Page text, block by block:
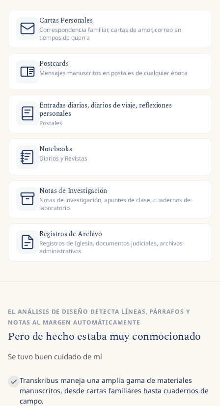
Cartas Personales
Correspondencia familiar, cartas de amor, correo en
tiempos de guerra
Postcards
Mensajes manuscritos en postales de cualquier época
Entradas diarias, diarios de viaje, reflexiones
personales
Postales
Notebooks
Diarios y Revistas
Notas de Investigación
Notas de investigación, apuntes de clase, cuadernos de
laboratorio
Registros de Archivo
Registros de Iglesia, documentos judiciales, archivos
administrativos
EL ANÁLISIS DE DISEÑO DETECTA LÍNEAS, PÁRRAFOS Y
NOTAS AL MARGEN AUTOMÁTICAMENTE
Pero de hecho estaba muy conmocionado
Se tuvo buen cuidado de mí
Transkribus maneja una amplia gama de materiales
manuscritos, desde cartas familiares hasta cuadernos de
campo.